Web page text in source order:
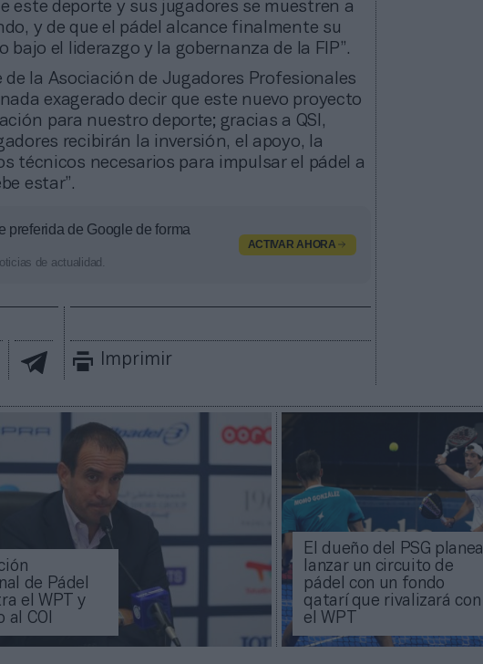
este deporte y sus jugadores se muestren a
y de que el pádel alcance finalmente su
el liderazgo y la gobernanza de la FIP”.
la Asociación de Jugadores Profesionales
exagerado decir que este nuevo proyecto
para nuestro deporte; gracias a QSI,
recibirán la inversión, el apoyo, la
técnicos necesarios para impulsar el pádel a
estar”.
preferida de Google de forma
de actualidad.
ACTIVAR AHORA
Imprimir
de Pádel
el WPT y
al COI
El dueño del PSG planea
lanzar un circuito de
pádel con un fondo
qatarí que rivalizará con
el WPT